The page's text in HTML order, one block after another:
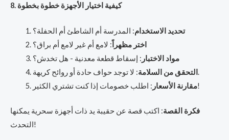
8. كيفية اختيار الأجهزة خطوة بخطوة
تحديد الاستخدام: المدرسة أم الشاطئ أم الحفلة؟
اختر مظهراً : لامع أم غير لامع أم براق؟
مواد الاختبار : إسقاط قطعة معدنية - هل تخدش؟
التحقق من السلامة : لا توجد حواف حادة أو روائح كريهة.
مقارنة الأسعار: اطلب خصومات إذا كنت تشتري الكثير!
فكرة القصة: اكتب قصة عن حقيبة يد ذات أجهزة سحرية يمكنها
التحدث!